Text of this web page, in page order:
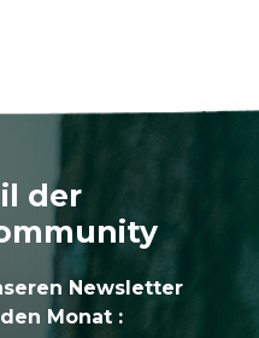
der
Newsletter
Monat :